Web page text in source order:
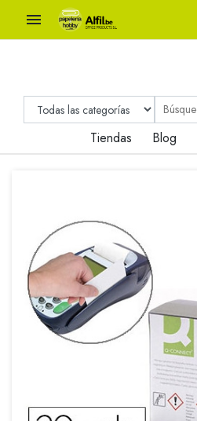

Tiendas Blog